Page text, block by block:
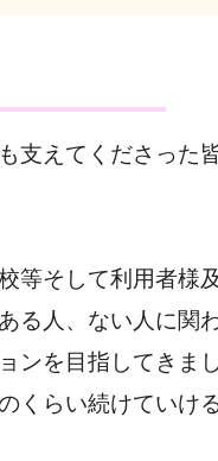
支えてくださった
等そして利用者様
る人、ない人に関
ンを目指してきま
くらい続けていけ